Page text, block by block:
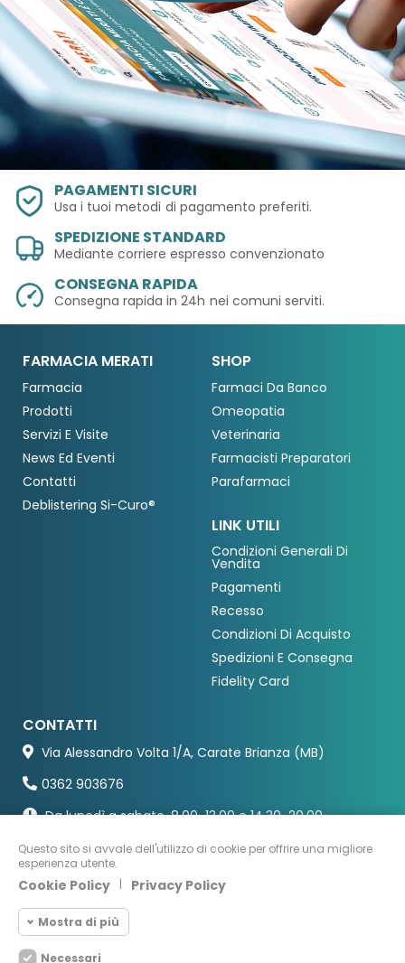
PAGAMENTI SICURI
Usa i tuoi metodi di pagamento preferiti.
SPEDIZIONE STANDARD
Mediante corriere espresso convenzionato
CONSEGNA RAPIDA
Consegna rapida in 24h nei comuni serviti.
FARMACIA MERATI
Farmacia
Prodotti
Servizi E Visite
News Ed Eventi
Contatti
Deblistering Si-Curo®
SHOP
Farmaci Da Banco
Omeopatia
Veterinaria
Farmacisti Preparatori
Parafarmaci
LINK UTILI
Condizioni Generali Di
Vendita
Pagamenti
Recesso
Condizioni Di Acquisto
Spedizioni E Consegna
Fidelity Card
CONTATTI
Via Alessandro Volta 1/A, Carate Brianza (MB)
0362 903676
Da lunedì a sabato, 8.00-13.00 e 14.30-20.00
Questo sito si avvale dell'utilizzo di cookie per offrire una migliore
esperienza utente.
Cookie Policy | Privacy Policy
Mostra di più
Necessari